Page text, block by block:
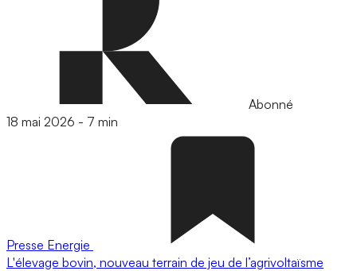
Abonné
18 mai 2026 - 7 min
Presse Energie
L'élevage bovin, nouveau terrain de jeu de l’agrivoltaïsme